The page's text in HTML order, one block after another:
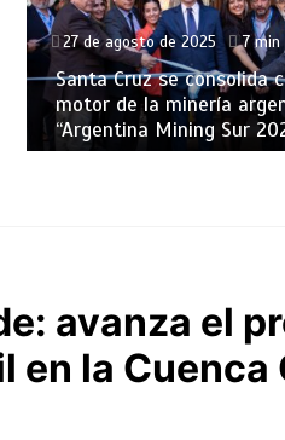
27 de agosto de 2025 7 min
Santa Cruz se consolida
motor de la minería
“Argentina Mining Sur
avanza el
en la Cuenca